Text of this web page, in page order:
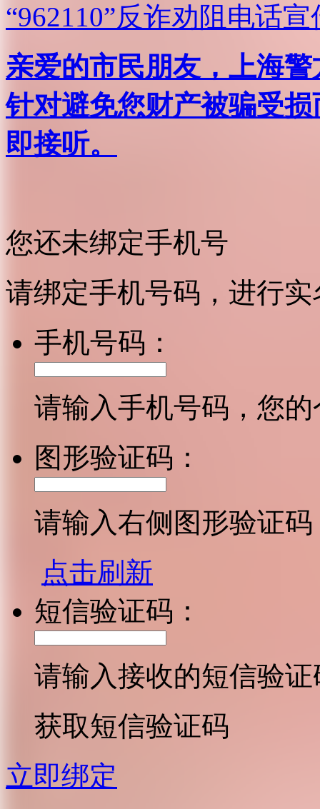
“962110”反诈劝阻电话宣
亲爱的市民朋友，上海
针对避免您财产被骗受
即接听。
您还未绑定手机号
请绑定手机号码，进行
手机号码：
请输入手机号码，您
图形验证码：
请输入右侧图形验证码
点击刷新
短信验证码：
请输入接收的短信验证
获取短信验证码
立即绑定